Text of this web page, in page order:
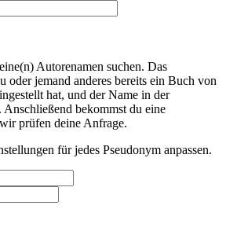
Autorenamen suchen. Das
oder jemand anderes bereits ein Buch von
hat, und der Name in der
bekommst du eine
prüfen deine Anfrage.
für jedes Pseudonym anpassen.